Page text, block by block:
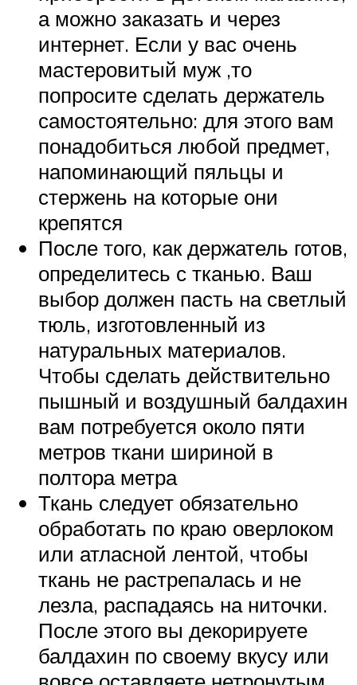
а можно заказать и через
интернет. Если у вас очень
мастеровитый муж ,то
попросите сделать держатель
самостоятельно: для этого вам
понадобиться любой предмет,
напоминающий пяльцы и
стержень на которые они
крепятся
После того, как держатель готов,
определитесь с тканью. Ваш
выбор должен пасть на светлый
тюль, изготовленный из
натуральных материалов.
Чтобы сделать действительно
пышный и воздушный балдахин
вам потребуется около пяти
метров ткани шириной в
полтора метра
Ткань следует обязательно
обработать по краю оверлоком
или атласной лентой, чтобы
ткань не растрепалась и не
лезла, распадаясь на ниточки.
После этого вы декорируете
балдахин по своему вкусу или